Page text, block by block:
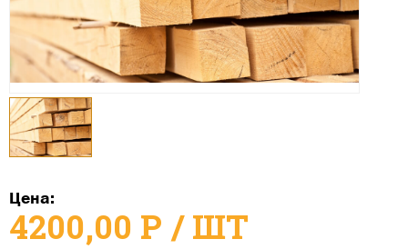
Цена:
4200,00 Р / ШТ